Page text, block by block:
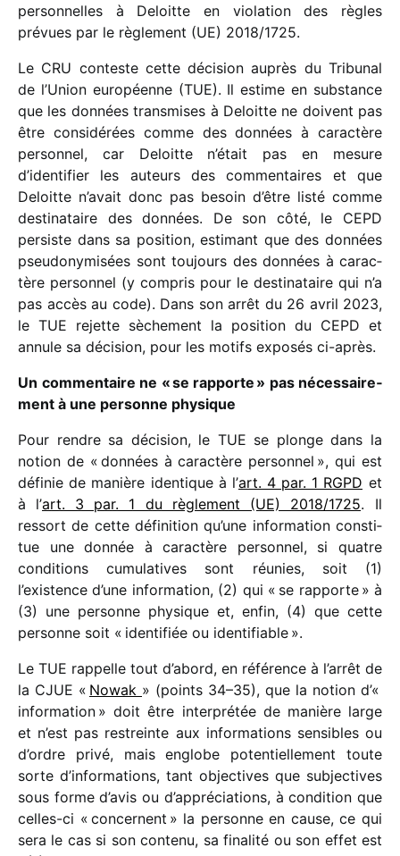
person­nelles à Deloitte en viola­tion des règles
prévues par le règle­ment (UE) 2018/​1725.
Le CRU conteste cette déci­sion auprès du Tribunal
de l’Union euro­péenne (TUE). Il estime en substance
que les données trans­mises à Deloitte ne doivent pas
être consi­dé­rées comme des données à carac­tère
person­nel, car Deloitte n’était pas en mesure
d’identifier les auteurs des commen­taires et que
Deloitte n’avait donc pas besoin d’être listé comme
desti­na­taire des données. De son côté, le CEPD
persiste dans sa posi­tion, esti­mant que des données
pseu­do­ny­mi­sées sont toujours des données à carac­
tère person­nel (y compris pour le desti­na­taire qui n’a
pas accès au code). Dans son arrêt du 26 avril 2023,
le TUE rejette sèche­ment la posi­tion du CEPD et
annule sa déci­sion, pour les motifs expo­sés ci-après.
Un commen­taire ne « se rapporte » pas néces­sai­re­
ment à une personne physique
Pour rendre sa déci­sion, le TUE se plonge dans la
notion de « données à carac­tère person­nel », qui est
défi­nie de manière iden­tique à l’art. 4 par. 1 RGPD et
à l’art. 3 par. 1 du règle­ment (UE) 2018/​1725. Il
ressort de cette défi­ni­tion qu’une infor­ma­tion consti­
tue une donnée à carac­tère person­nel, si quatre
condi­tions cumu­la­tives sont réunies, soit (1)
l’existence d’une infor­ma­tion, (2) qui « se rapporte » à
(3) une personne physique et, enfin, (4) que cette
personne soit « iden­ti­fiée ou identifiable ».
Le TUE rappelle tout d’abord, en réfé­rence à l’arrêt de
la CJUE « Nowak » (points 34–35), que la notion d’«
infor­ma­tion » doit être inter­pré­tée de manière large
et n’est pas restreinte aux infor­ma­tions sensibles ou
d’ordre privé, mais englobe poten­tiel­le­ment toute
sorte d’informations, tant objec­tives que subjec­tives
sous forme d’avis ou d’appréciations, à condi­tion que
celles-ci « concernent » la personne en cause, ce qui
sera le cas si son contenu, sa fina­lité ou son effet est